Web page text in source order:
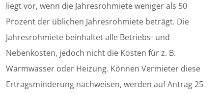
liegt vor, wenn die Jahresrohmiete weniger als 50
Prozent der üblichen Jahresrohmiete beträgt. Die
Jahresrohmiete beinhaltet alle Betriebs- und
Nebenkosten, jedoch nicht die Kosten für z. B.
Warmwasser oder Heizung. Können Vermieter diese
Ertragsminderung nachweisen, werden auf Antrag 25